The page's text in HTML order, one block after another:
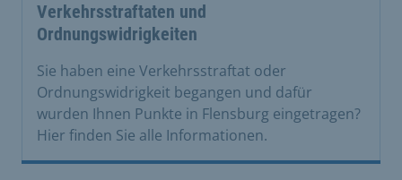
Verkehrsstraftaten und
Ordnungswidrigkeiten
Sie haben eine Verkehrsstraftat oder
Ordnungswidrigkeit begangen und dafür
wurden Ihnen Punkte in Flensburg eingetragen?
Hier finden Sie alle Informationen.